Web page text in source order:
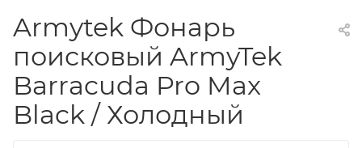
Armytek Фонарь
поисковый ArmyTek
Barracuda Pro Max
Black / Холодный